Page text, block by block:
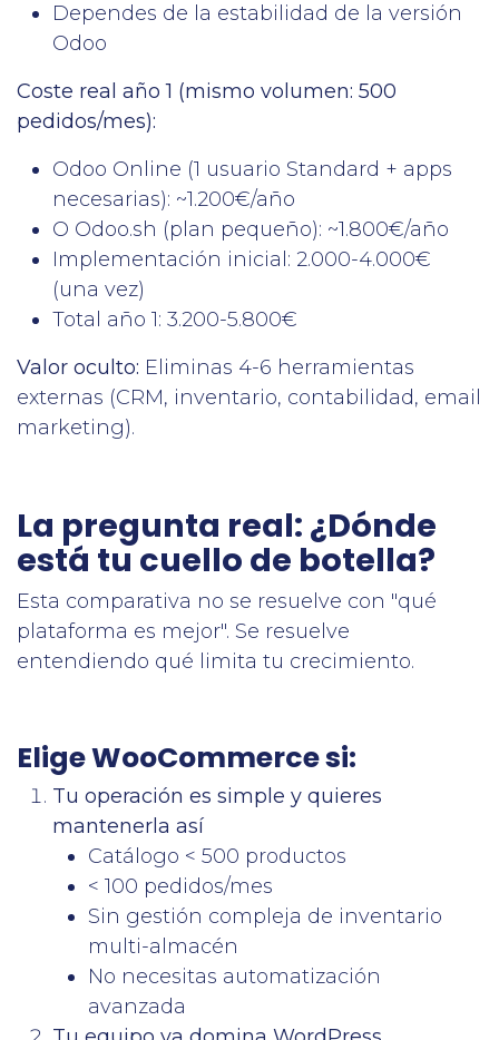
Dependes de la estabilidad de la versión
Odoo
Coste real año 1 (mismo volumen: 500
pedidos/mes):
Odoo Online (1 usuario Standard + apps
necesarias): ~1.200€/año
O Odoo.sh (plan pequeño): ~1.800€/año
Implementación inicial: 2.000-4.000€
(una vez)
Total año 1: 3.200-5.800€
Valor oculto: Eliminas 4-6 herramientas
externas (CRM, inventario, contabilidad, email
marketing).
La pregunta real: ¿Dónde
está tu cuello de botella?
Esta comparativa no se resuelve con "qué
plataforma es mejor". Se resuelve
entendiendo qué limita tu crecimiento.
Elige WooCommerce si:
Tu operación es simple y quieres
mantenerla así
Catálogo < 500 productos
< 100 pedidos/mes
Sin gestión compleja de inventario
multi-almacén
No necesitas automatización
avanzada